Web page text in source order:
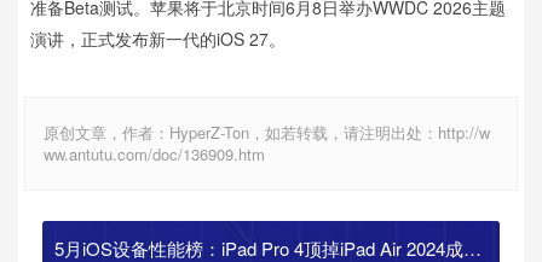
准备Beta测试。苹果将于北京时间6月8日举办WWDC 2026主题
演讲，正式发布新一代的iOS 27。
原创文章，作者：HyperZ-Ton，如若转载，请注明出处：http://w
ww.antutu.com/doc/136909.htm
5月iOS设备性能榜：iPad Pro 4顶掉iPad Air 2024成功